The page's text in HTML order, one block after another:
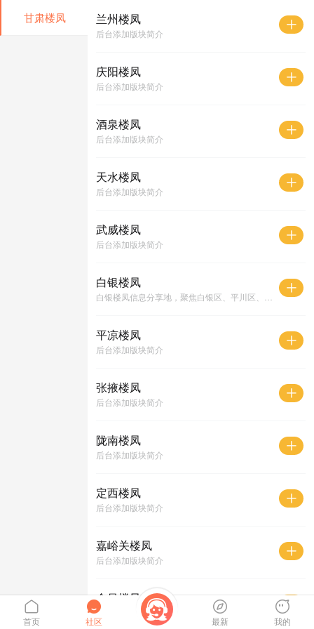
甘肃楼凤 兰州楼凤
后台添加版块简介
庆阳楼凤
后台添加版块简介
酒泉楼凤
后台添加版块简介
天水楼凤
后台添加版块简介
武威楼凤
后台添加版块简介
白银楼凤
平凉楼凤
后台添加版块简介
张掖楼凤
后台添加版块简介
陇南楼凤
后台添加版块简介
定西楼凤
后台添加版块简介
嘉峪关楼凤
后台添加版块简介
金昌楼凤
后台添加版块简介
首页 社区 最新 我的